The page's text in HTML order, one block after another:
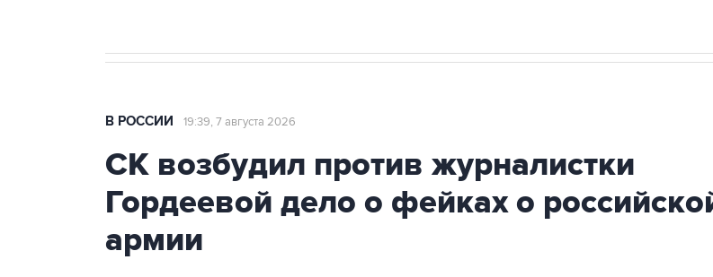
В РОССИИ 19:39, 7 августа 2026
СК возбудил против журналистки
Гордеевой дело о фейках о
армии